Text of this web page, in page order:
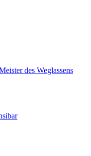
des Weglassens